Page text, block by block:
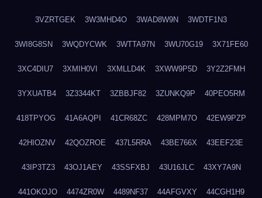
3VZRTGEK 3W3MHD4O 3WAD8W9N 3WDTF1N3
3WI8G8SN 3WQDYCWK 3WTTA97N 3WU70G19 3X71FE60
3XC4DIU7 3XMIH0VI 3XMLLD4K 3XWW9P5D 3Y2Z2FMH
3YXUATB4 3Z3344KT 3ZBBJF82 3ZUNKQ9P 40PEO5RM
418TPYOG 41A6AQPI 41CR68ZC 428MPM7O 42EW9PZP
42HIOZNV 42QOZROE 437L5RRA 43BE766X 43EEF23E
43IP3TZ3 43OJ1AEY 43SSFXBJ 43U16JLC 43XY7A9N
441OKOJO 4474ZR0W 4489NF37 44AFGVXY 44CGH1H9